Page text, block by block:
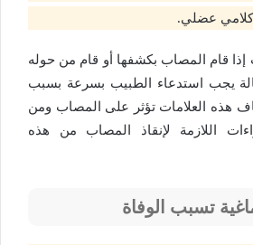
عضلي.
إذا قام المصاب بكشفها أو قام من حوله
يجب استدعاء الطبيب بسرعة بسبب
هذه العلامات تؤثر على المصاب ومن
اللازمة لإنقاذ المصاب من هذه
تسبب الوفاة